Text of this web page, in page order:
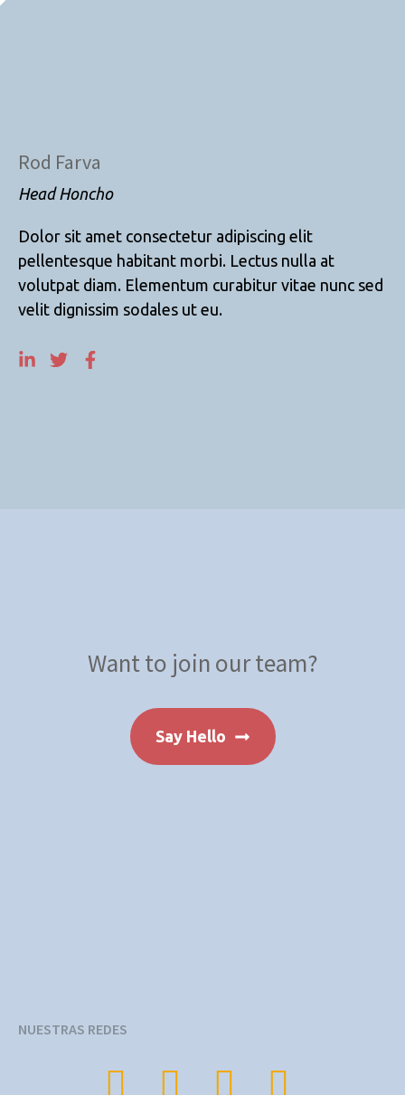
Rod Farva
Head Honcho
Dolor sit amet consectetur adipiscing elit
pellentesque habitant morbi. Lectus nulla at
volutpat diam. Elementum curabitur vitae nunc sed
velit dignissim sodales ut eu.
Want to join our team?
Say Hello
NUESTRAS REDES